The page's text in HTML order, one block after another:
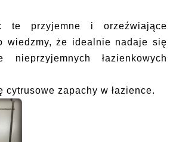
te przyjemne i orzeźwiające
wiedzmy, że idealnie nadaje się
nieprzyjemnych łazienkowych
cytrusowe zapachy w łazience.